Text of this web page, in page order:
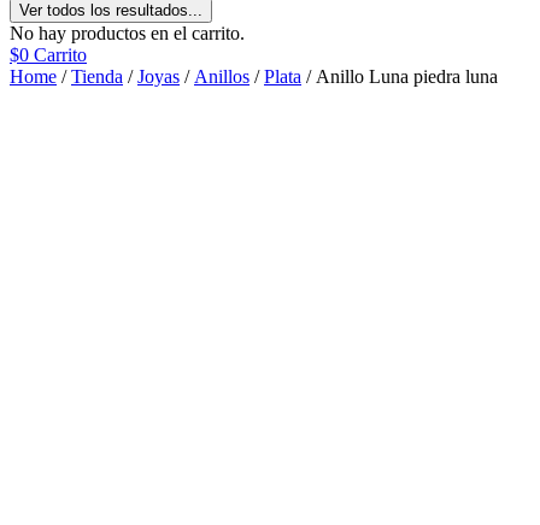
Ver todos los resultados...
No hay productos en el carrito.
$0 Carrito
Home /Tienda /Joyas / Anillos /Plata / Anillo Luna piedra luna